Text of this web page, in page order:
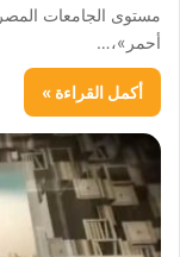
مستوى الجامعات
أحمر»،…
أكمل القراءة »